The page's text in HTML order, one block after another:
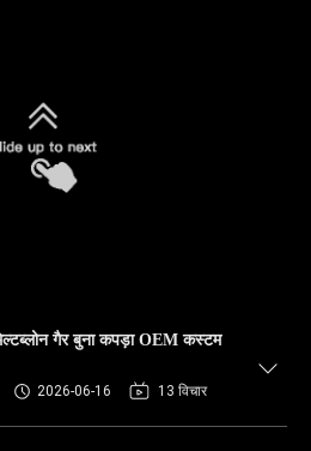
मेल्टब्लोन गैर बुना कपड़ा OEM कस्टम
2026-06-16 13 विचार